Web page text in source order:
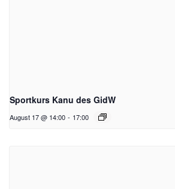
Sportkurs Kanu des GidW
August 17 @ 14:00 - 17:00